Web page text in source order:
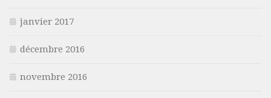
janvier 2017
décembre 2016
novembre 2016